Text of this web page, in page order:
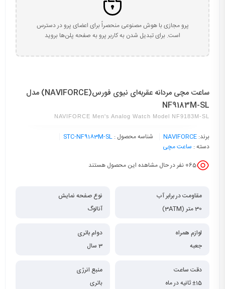
پرو مجازی با هوش مصنوعی منحصراً برای اعضای پرو در دسترس
است. برای تبدیل شدن به کاربر پرو به صفحه پلن‌ها بروید
ساعت مچی مردانه عقربه‌ای نیوی فورس(NAVIFORCE) مدل
NF9183M-SL
NAVIFORCE Men's Analog Watch Model NF9183M-SL
برند: NAVIFORCE شناسه محصول : STC-NF9183M-SL
دسته : ساعت مچی
65+ نفر در حال مشاهده این محصول هستند
مقاومت در برابر آب
30 متر (3ATM)
نوع صفحه نمایش
آنالوگ
لوازم همراه
جعبه
دوام باتری
3 سال
دقت ساعت
±15 ثانیه در ماه
منبع انرژی
باتری